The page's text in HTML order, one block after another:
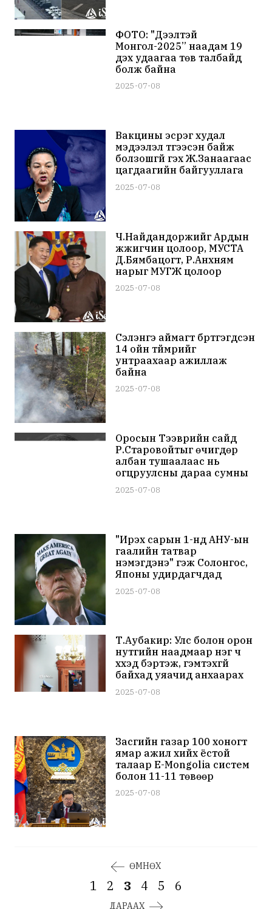
ФОТО: "Дээлтэй
Монгол-2025” наадам 19
дэх удаагаа төв талбайд
болж байна
2025-07-08
Вакцины эсрэг худал
мэдээлэл түгээсэн байж
болзошгүй гэх Ж.Занаагаас
цагдаагийн байгууллага
мэдүүлэг авахаар болжээ
2025-07-08
Ч.Найдандоржийг Ардын
жүжигчин цолоор, МУСТА
Д.Бямбацогт, Р.Анхням
нарыг МУГЖ цолоор
шагналаа
2025-07-08
Сэлэнгэ аймагт бүртгэгдсэн
14 ойн түймрийг
унтраахаар ажиллаж
байна
2025-07-08
Оросын Тээврийн сайд
Р.Старовойтыг өчигдөр
албан тушаалаас нь
огцруулсны дараа сумны
шархтай, амиа алдсан
олджээ
2025-07-08
"Ирэх сарын 1-нд АНУ-ын
гаалийн татвар
нэмэгдэнэ" гэж Солонгос,
Японы удирдагчдад
эхэлжээ
2025-07-08
Т.Аубакир: Улс болон орон
нутгийн наадмаар нэг ч
хүүхэд бэртэж, гэмтэхгүй
байхад уяачид анхаарах
хэрэгтэй
2025-07-08
Засгийн газар 100 хоногт
ямар ажил хийх ёстой
талаар E-Mongolia систем
болон 11-11 төвөөр
дамжуулж иргэдээс санал
авч эхэлжээ
2025-07-08
ӨМНӨХ
1 2 3 4 5 6
ДАРААХ